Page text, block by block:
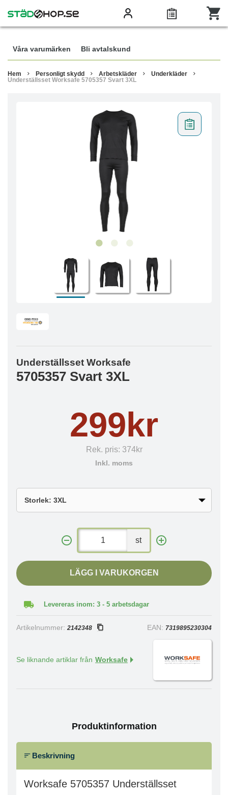
Våra varumärken Bli avtalskund
Hem Personligt skydd Arbetskläder
Underkläder
Underställsset Worksafe 5705357 Svart 3XL
Underställsset Worksafe
5705357 Svart 3XL
299kr
Rek. pris: 374kr
Inkl. moms
st
LÄGG I VARUKORGEN
Levereras inom: 3 - 5 arbetsdagar
Artikelnummer: 2142348 EAN: 7319895230304
Se liknande artiklar från Worksafe
Produktinformation
Beskrivning
Worksafe 5705357 Underställsset